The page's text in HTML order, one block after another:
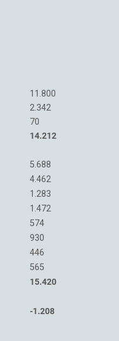
11.800
2.342
70
14.212
5.688
4.462
1.283
1.472
574
930
446
565
15.420
-1.208